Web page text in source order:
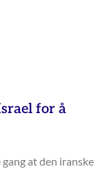
for å
at den iranske